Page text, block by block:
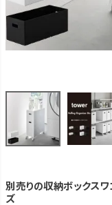
別売りの収納ボックス
ズ